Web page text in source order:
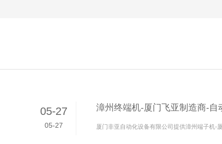
05-27
05-27
漳州终端机-厦门飞亚制造商-自